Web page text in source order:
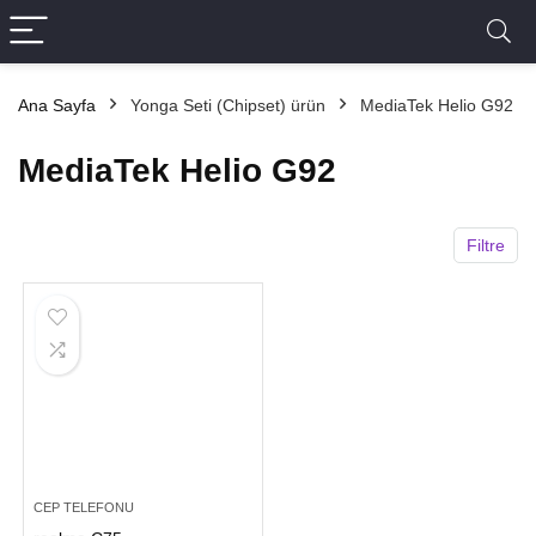
Ana Sayfa Yonga Seti (Chipset) ürün MediaTek Helio G92
MediaTek Helio G92
Filtre
CEP TELEFONU